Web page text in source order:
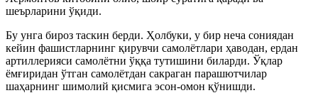
шеърларини ўқиди.
Бу унга бироз таскин берди. Ҳолбуки, у бир неча сониядан
кейин фашистларнинг қирувчи самолётлари ҳаводан, ердан
артиллерияси самолётни ўққа тутишини биларди. Ўқлар
ёмғиридан ўтган самолётдан сакраган парашютчилар
шаҳарнинг шимолий қисмига эсон-омон қўнишди.